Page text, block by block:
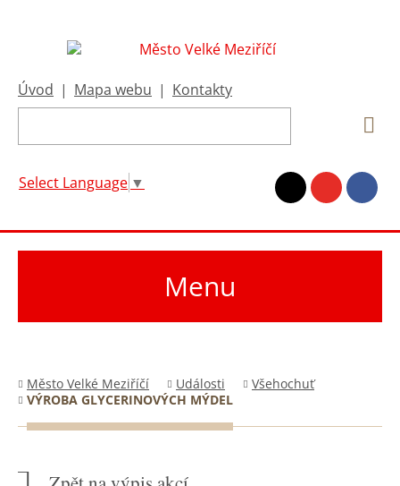
Úvod | Mapa webu | Kontakty
Select Language ▼
Menu
Město Velké Meziříčí Události
Všehochuť
VÝROBA GLYCERINOVÝCH MÝDEL